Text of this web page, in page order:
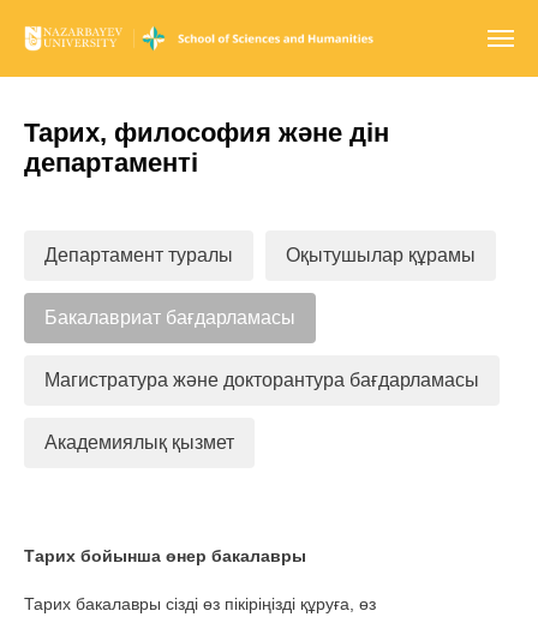
Тарих, философия және дін
департаменті
Департамент туралы Оқытушылар құрамы
Бакалавриат бағдарламасы
Магистратура және докторантура бағдарламасы
Академиялық қызмет
Тарих бойынша өнер бакалавры
Тарих бакалавры сізді өз пікіріңізді құруға, өз